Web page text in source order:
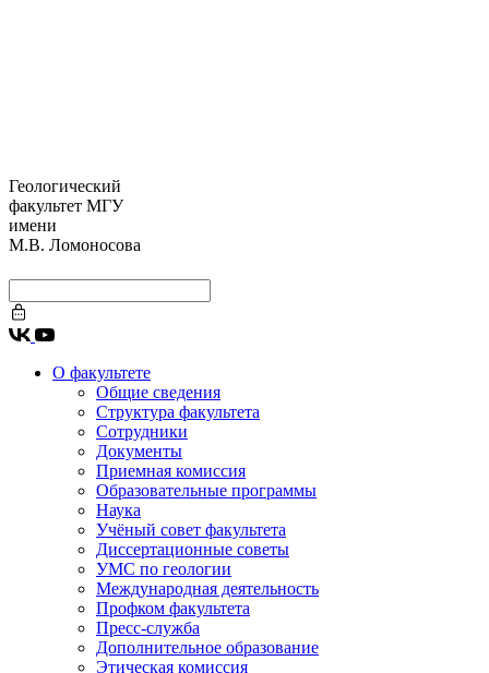
Геологический
факультет МГУ
имени
М.В. Ломоносова
О факультете
Общие сведения
Структура факультета
Сотрудники
Документы
Приемная комиссия
Образовательные программы
Наука
Учёный совет факультета
Диссертационные советы
УМС по геологии
Международная деятельность
Профком факультета
Пресс-служба
Дополнительное образование
Этическая комиссия